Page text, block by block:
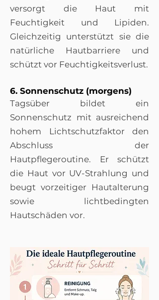
versorgt die Haut mit
Feuchtigkeit und Lipiden.
Gleichzeitig unterstützt sie die
natürliche Hautbarriere und
schützt vor Feuchtigkeitsverlust.
6. Sonnenschutz (morgens)
Tagsüber bildet ein
Sonnenschutz mit ausreichend
hohem Lichtschutzfaktor den
Abschluss der
Hautpflegeroutine. Er schützt
die Haut vor UV-Strahlung und
beugt vorzeitiger Hautalterung
sowie lichtbedingten
Hautschäden vor.